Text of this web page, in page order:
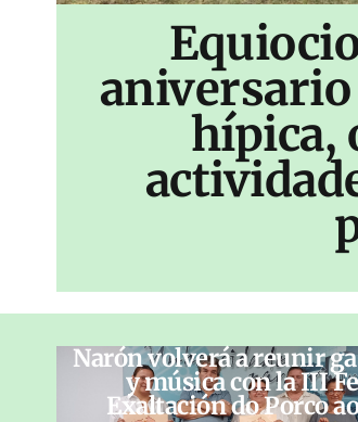
aniversario
hípica,
Narón volverá a reunir
y música con la III
Exaltación do Porco